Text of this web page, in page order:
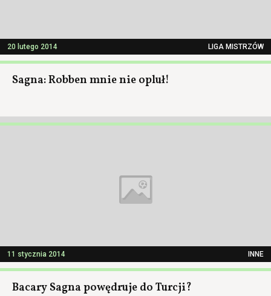
20 lutego 2014 LIGA MISTRZÓW
Sagna: Robben mnie nie opluł!
11 stycznia 2014 INNE
Bacary Sagna powędruje do Turcji?